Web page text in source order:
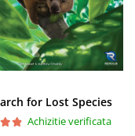
for Lost Species
Achizitie verificata